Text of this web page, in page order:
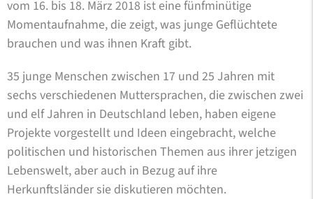
vom 16. bis 18. März 2018 ist eine fünfminütige
Momentaufnahme, die zeigt, was junge Geflüchtete
brauchen und was ihnen Kraft gibt.
35 junge Menschen zwischen 17 und 25 Jahren mit
sechs verschiedenen Muttersprachen, die zwischen zwei
und elf Jahren in Deutschland leben, haben eigene
Projekte vorgestellt und Ideen eingebracht, welche
politischen und historischen Themen aus ihrer jetzigen
Lebenswelt, aber auch in Bezug auf ihre
Herkunftsländer sie diskutieren möchten.